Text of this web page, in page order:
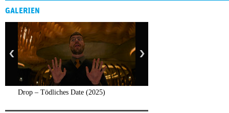
GALERIEN
Drop – Tödliches Date (2025)